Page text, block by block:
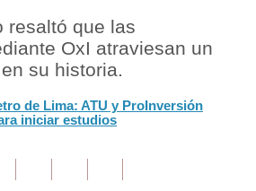
resaltó que las
OxI atraviesan un
su historia.
de Lima: ATU y ProInversión
iniciar estudios